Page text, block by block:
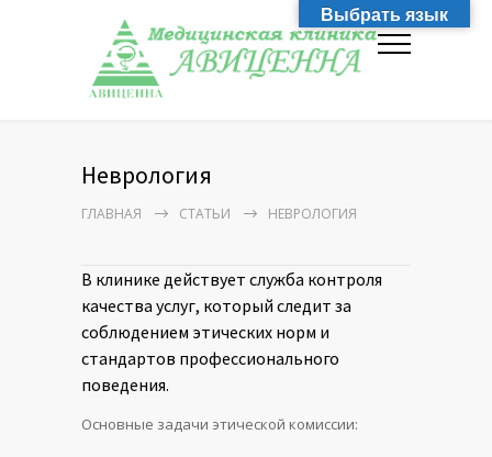
Неврология
ГЛАВНАЯ СТАТЬИ НЕВРОЛОГИЯ
В клинике действует служба контроля
качества услуг, который следит за
соблюдением этических норм и
стандартов профессионального
поведения.
Основные задачи этической комиссии:
Выбрать язык